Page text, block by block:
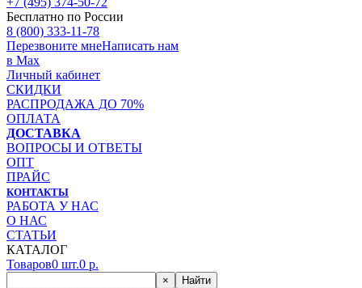
Бесплатно по России
8 (800) 333-11-78
Перезвоните мнеНаписать нам
в Max
Личный кабинет
СКИДКИ
РАСПРОДАЖА ДО 70%
ОПЛАТА
ДОСТАВКА
ВОПРОСЫ И ОТВЕТЫ
ОПТ
ПРАЙС
КОНТАКТЫ
РАБОТА У НАС
О НАС
СТАТЬИ
КАТАЛОГ
Товаров0 шт.0 р.
× Найти